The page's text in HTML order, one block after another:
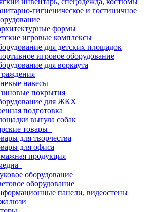
гигиеническое и гостиничное
формы
игровые комплексы
для детских площадок
игровое оборудование
для воркаута
навесы
покрытия
для ЖКХ
подготовка
выгула собак
товары
для творчества
для офиса
продукция
оборудование
оборудование
панели, видеостены